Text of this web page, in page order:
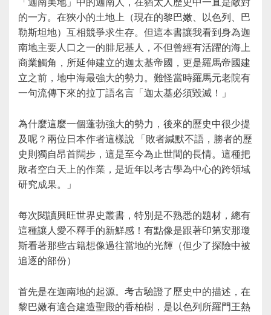
的一方。在狹小的土地上（現在的黎巴嫩、以色列、巴
勒斯坦地）互相競爭求生存。但這本書讓我看到身為迦
南地主要人口之一的腓尼基人，不但曾經有活躍的海上
商業觸角，所延伸建立的迦太基帝國，更是羅馬帝國建
立之前，地中海最強大的勢力。難怪當時羅馬元老院有
一句流傳下來的拉丁語名言「迦太基必須毀滅！」
為什麼這麼一個蓬勃強大的勢力，後來的歷史中很少提
及呢？兩位日本作者這樣說 「敗者緘默不語，勝者的歷
史則獨自昂首闊步，這是至今為止世間的長情。這種把
敗者空白天上的作業，是近年以考古學為中心的跨領域
研究成果。」
每次閱讀興旺世界史叢書，特別是不熟悉的題材，總有
這種讓人愛不釋手的新鮮感！有點像是跟著印第安那瓊
斯看著那些古籍想像過往當地的光輝（但少了探險中被
追逐的部份）
首先是在迦南地的起源。考古驗證了歷史中的描述，在
黎巴嫩有適合建造聖殿的香柏樹，是以色列所羅門王熱